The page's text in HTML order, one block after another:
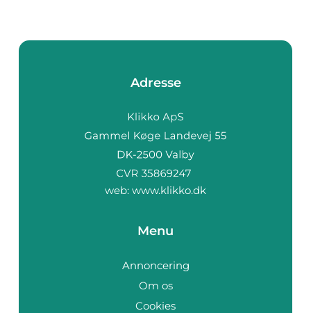
Adresse
web: www.klikko.dk
Menu
Annoncering
Om os
Cookies